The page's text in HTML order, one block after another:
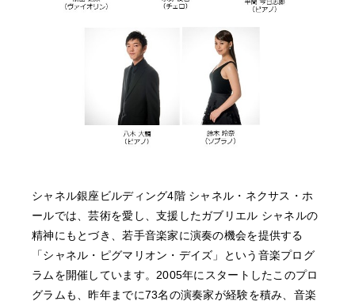
FEATURED
ABOUT US
シャネル銀座ビルディング4階 シャネル・ネクサス・ホ
ールでは、芸術を愛し、支援したガブリエル シャネルの
精神にもとづき、若手音楽家に演奏の機会を提供する
「シャネル・ピグマリオン・デイズ」という音楽プログ
ラムを開催しています。2005年にスタートしたこのプロ
グラムも、昨年までに73名の演奏家が経験を積み、音楽